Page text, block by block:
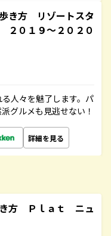
き方 リゾートスタ
０１９～２０２０
人々を魅了します。パ
グルメも見逃せない！
詳細を見る
方 Ｐｌａｔ ニュ